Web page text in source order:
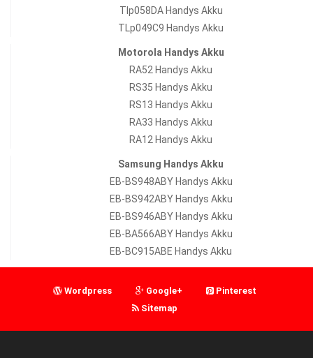
Tlp058DA Handys Akku
TLp049C9 Handys Akku
Motorola Handys Akku
RA52 Handys Akku
RS35 Handys Akku
RS13 Handys Akku
RA33 Handys Akku
RA12 Handys Akku
Samsung Handys Akku
EB-BS948ABY Handys Akku
EB-BS942ABY Handys Akku
EB-BS946ABY Handys Akku
EB-BA566ABY Handys Akku
EB-BC915ABE Handys Akku
Wordpress Google+
Pinterest
Sitemap